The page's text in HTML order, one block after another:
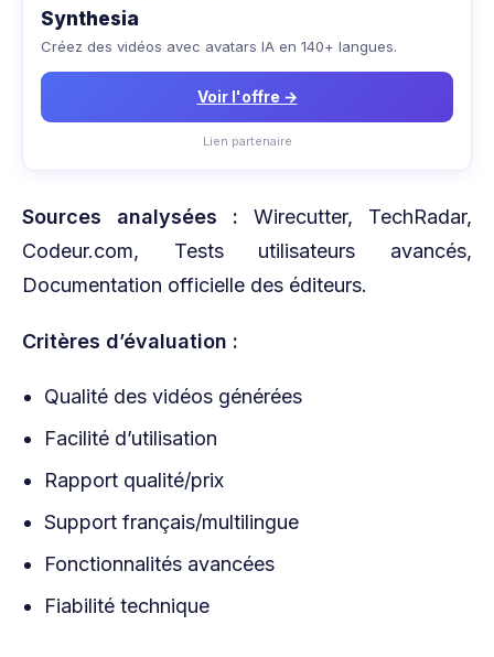
Synthesia
Créez des vidéos avec avatars IA en 140+ langues.
Voir l'offre →
Lien partenaire
Sources analysées : Wirecutter, TechRadar,
Codeur.com, Tests utilisateurs avancés,
Documentation officielle des éditeurs.
Critères d’évaluation :
Qualité des vidéos générées
Facilité d’utilisation
Rapport qualité/prix
Support français/multilingue
Fonctionnalités avancées
Fiabilité technique